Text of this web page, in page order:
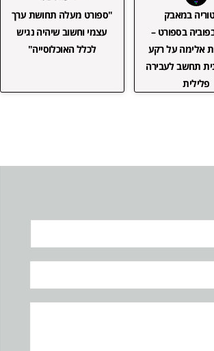
במאבק
בספורט –
אלימה על רקע
תחשב לעבירה
פלילית
"ספורט מעלה תחושת ערך
עצמי וחשוב שיהיה נגיש
לכלל האוכלוסייה"